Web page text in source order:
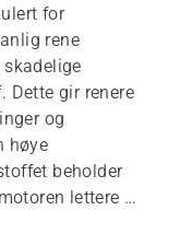
for
rene
Dette gir renere
og
høye
beholder
lettere å